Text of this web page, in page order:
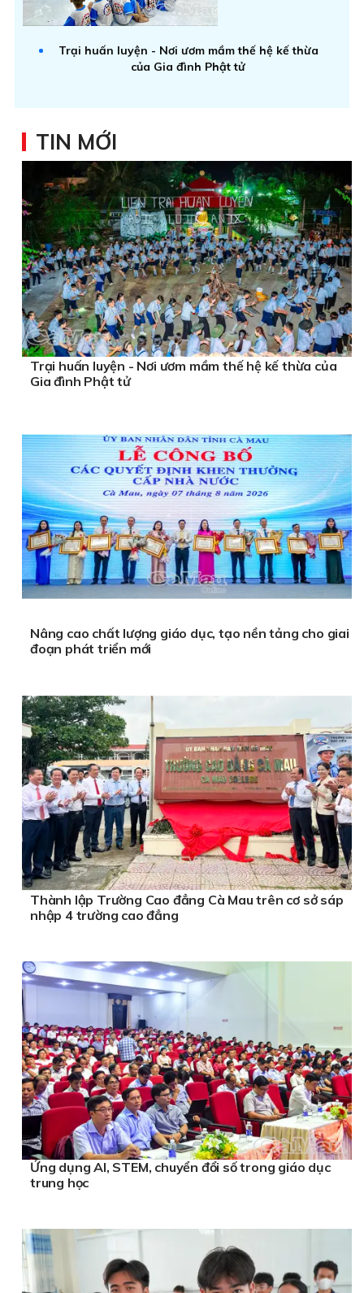
Trại huấn luyện - Nơi ươm mầm thế hệ kế thừa
của Gia đình Phật tử
TIN MỚI
Trại huấn luyện - Nơi ươm mầm thế hệ kế thừa của
Gia đình Phật tử
Nâng cao chất lượng giáo dục, tạo nền tảng cho giai
đoạn phát triển mới
Thành lập Trường Cao đẳng Cà Mau trên cơ sở sáp
nhập 4 trường cao đẳng
Ứng dụng AI, STEM, chuyển đổi số trong giáo dục
trung học